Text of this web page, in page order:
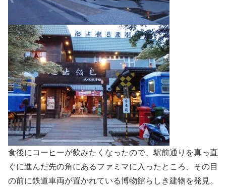
食後にコーヒーが飲みたくなったので、駅前通りを真っ直
ぐに進んだ先の角にあるファミマに入ったところ、その目
の前に鉄道車両が置かれている博物館らしき建物を発見。